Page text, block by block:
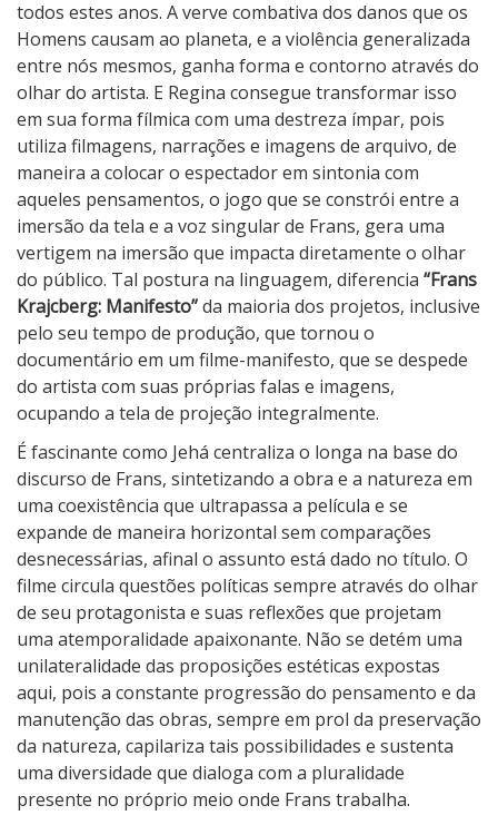
todos estes anos. A verve combativa dos danos que os
Homens causam ao planeta, e a violência generalizada
entre nós mesmos, ganha forma e contorno através do
olhar do artista. E Regina consegue transformar isso
em sua forma fílmica com uma destreza ímpar, pois
utiliza filmagens, narrações e imagens de arquivo, de
maneira a colocar o espectador em sintonia com
aqueles pensamentos, o jogo que se constrói entre a
imersão da tela e a voz singular de Frans, gera uma
vertigem na imersão que impacta diretamente o olhar
do público. Tal postura na linguagem, diferencia “Frans
Krajcberg: Manifesto”da maioria dos projetos, inclusive
pelo seu tempo de produção, que tornou o
documentário em um filme-manifesto, que se despede
do artista com suas próprias falas e imagens,
ocupando a tela de projeção integralmente.
É fascinante como Jehá centraliza o longa na base do
discurso de Frans, sintetizando a obra e a natureza em
uma coexistência que ultrapassa a película e se
expande de maneira horizontal sem comparações
desnecessárias, afinal o assunto está dado no título. O
filme circula questões políticas sempre através do olhar
de seu protagonista e suas reflexões que projetam
uma atemporalidade apaixonante. Não se detém uma
unilateralidade das proposições estéticas expostas
aqui, pois a constante progressão do pensamento e da
manutenção das obras, sempre em prol da preservação
da natureza, capilariza tais possibilidades e sustenta
uma diversidade que dialoga com a pluralidade
presente no próprio meio onde Frans trabalha.